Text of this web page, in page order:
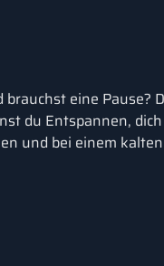
eine Pause?
du Entspannen,
und bei einem